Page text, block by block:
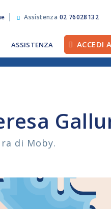
ASSISTENZA ACCEDI
Assistenza 02 76028132
di Moby.